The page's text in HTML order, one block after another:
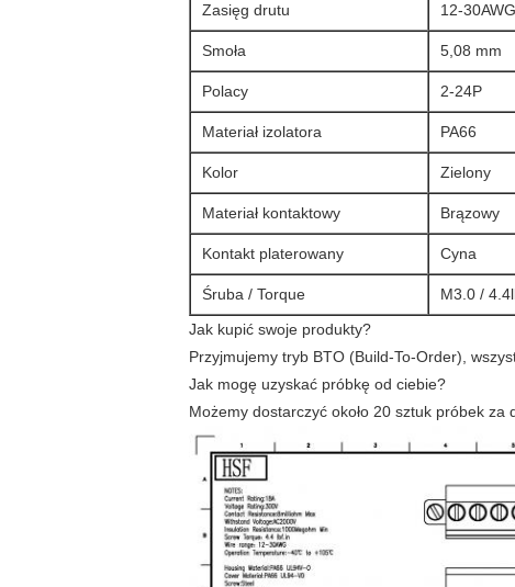
Zasięg drutu 12-30AWG
Smoła 5,08 mm
Polacy 2-24P
Materiał izolatora PA66
Kolor Zielony
Materiał kontaktowy Brązowy
Kontakt platerowany Cyna
Śruba / Torque
M3.0 /
Jak kupić swoje produkty?
Przyjmujemy tryb BTO (Build-To-Order),
Jak mogę uzyskać próbkę od ciebie?
Możemy dostarczyć około 20 sztuk próbek za